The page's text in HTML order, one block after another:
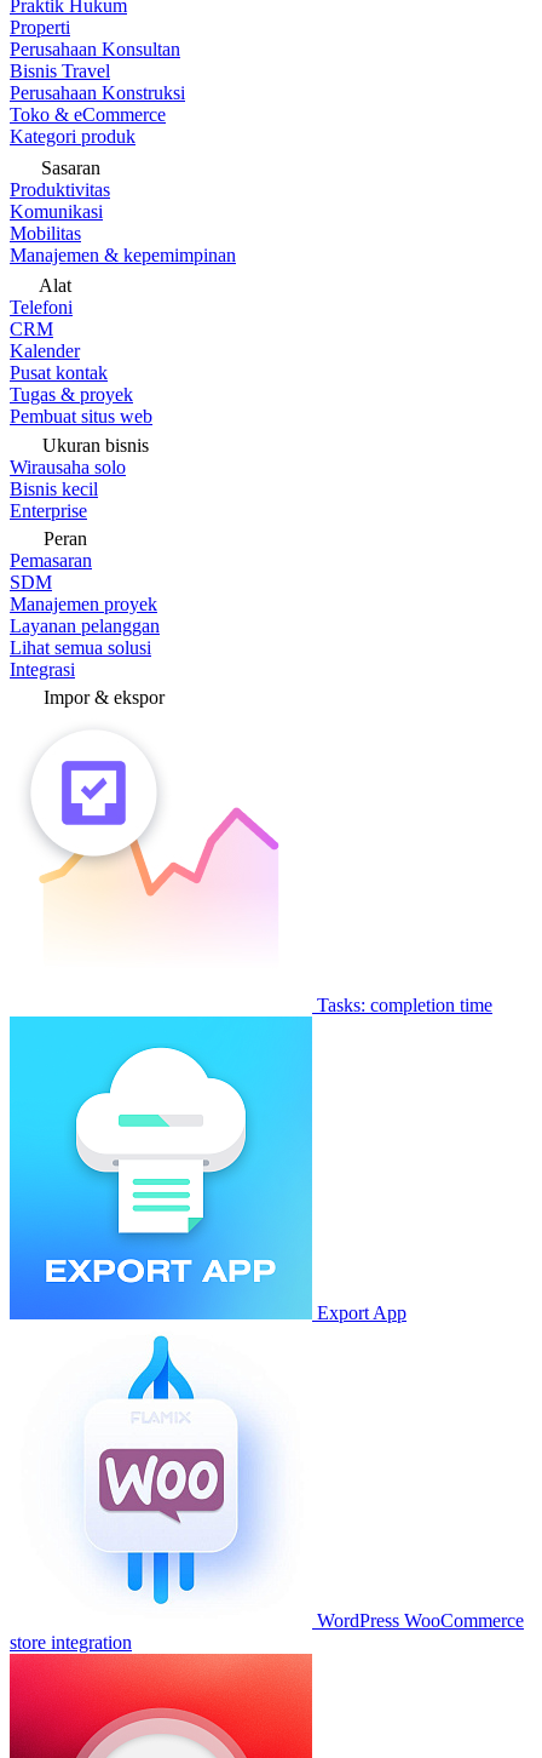
Praktik Hukum
Properti
Perusahaan Konsultan
Bisnis Travel
Perusahaan Konstruksi
Toko & eCommerce
Kategori produk
Sasaran
Produktivitas
Komunikasi
Mobilitas
Manajemen & kepemimpinan
Alat
Telefoni
CRM
Kalender
Pusat kontak
Tugas & proyek
Pembuat situs web
Ukuran bisnis
Wirausaha solo
Bisnis kecil
Enterprise
Peran
Pemasaran
SDM
Manajemen proyek
Layanan pelanggan
Lihat semua solusi
Integrasi
Impor & ekspor
Tasks: completion time
Export App
WordPress WooCommerce
store integration